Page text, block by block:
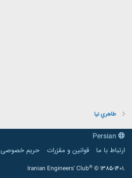
طاهري نيا
ارتباط با ما
قوانین و مقرّرات حریم خصوصی
Iranian Engineers' Club® © 1385-1401.